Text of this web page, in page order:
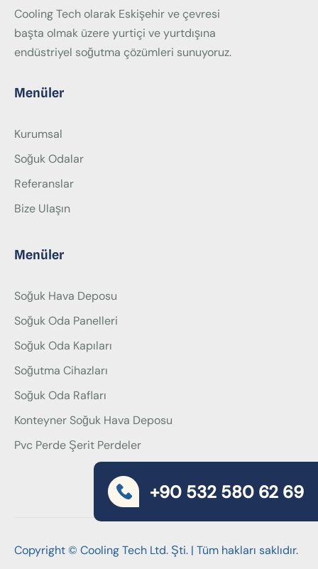
Cooling Tech olarak Eskişehir ve çevresi
başta olmak üzere yurtiçi ve yurtdışına
endüstriyel soğutma çözümleri sunuyoruz.
Menüler
Kurumsal
Soğuk Odalar
Referanslar
Bize Ulaşın
Menüler
Soğuk Hava Deposu
Soğuk Oda Panelleri
Soğuk Oda Kapıları
Soğutma Cihazları
Soğuk Oda Rafları
Konteyner Soğuk Hava Deposu
Pvc Perde Şerit Perdeler
Copyright © Cooling Tech Ltd. Şti. | Tüm hakları saklıdır.
+90 532 580 62 69